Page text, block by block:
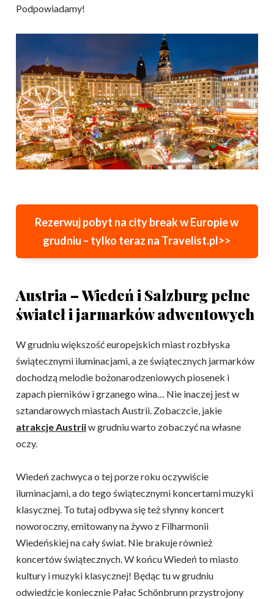
Podpowiadamy!
Rezerwuj pobyt na city break w Europie w
grudniu – tylko teraz na Travelist.pl>>
Austria – Wiedeń i Salzburg pełne
świateł i jarmarków adwentowych
W grudniu większość europejskich miast rozbłyska
świątecznymi iluminacjami, a ze świątecznych jarmarków
dochodzą melodie bożonarodzeniowych piosenek i
zapach pierników i grzanego wina… Nie inaczej jest w
sztandarowych miastach Austrii. Zobaczcie, jakie
atrakcje Austriiw grudniu warto zobaczyć na własne
oczy.
Wiedeń zachwyca o tej porze roku oczywiście
iluminacjami, a do tego świątecznymi koncertami muzyki
klasycznej. To tutaj odbywa się też słynny koncert
noworoczny, emitowany na żywo z Filharmonii
Wiedeńskiej na cały świat. Nie brakuje również
koncertów świątecznych. W końcu Wiedeń to miasto
kultury i muzyki klasycznej! Będąc tu w grudniu
odwiedźcie koniecznie Pałac Schönbrunn przystrojony